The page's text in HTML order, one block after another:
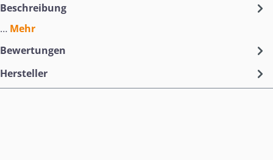
Beschreibung
… Mehr
Bewertungen
Hersteller